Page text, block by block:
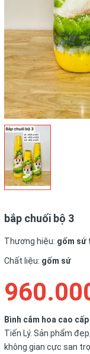
bắp chuối bộ 3
Thương hiệu: gốm sứ
Chất liệu: gốm sứ
Bình cắm hoa cao cấp
Tiến Lý. Sản phẩm
không gian cực san